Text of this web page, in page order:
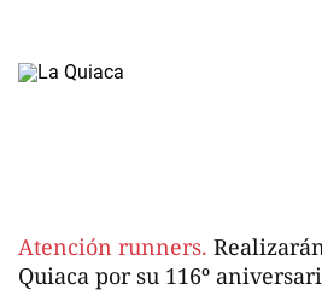
Atención runners.
Quiaca por su 116º